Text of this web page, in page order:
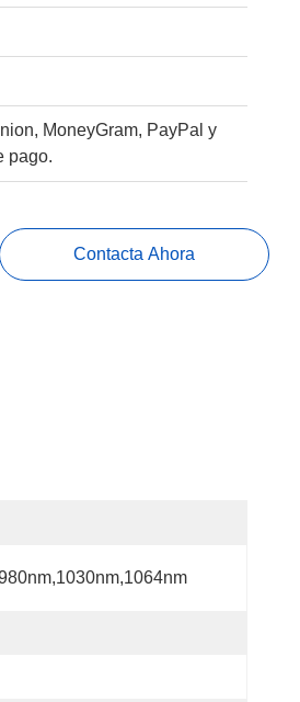
MoneyGram, PayPal y
pago.
Contacta Ahora